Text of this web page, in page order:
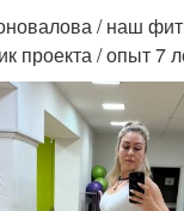
/ наш
проекта / опыт 7